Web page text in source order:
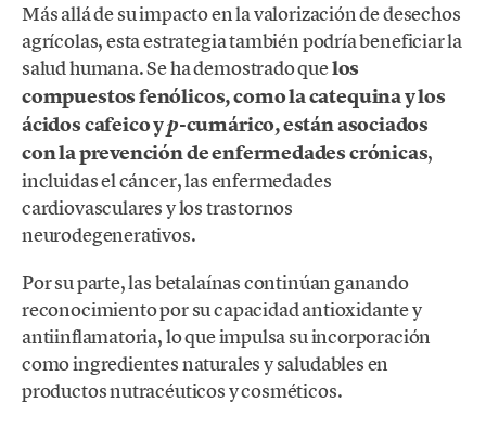
Más allá de su impacto en la valorización de desechos
agrícolas, esta estrategia también podría beneficiar la
salud humana. Se ha demostrado quelos
compuestos fenólicos, como la catequina y los
ácidos cafeico yp-cumárico, están asociados
con la prevención de enfermedades crónicas,
incluidas el cáncer, las enfermedades
cardiovasculares y los trastornos
neurodegenerativos.
Por su parte, las betalaínas continúan ganando
reconocimiento por su capacidad antioxidante y
antiinflamatoria, lo que impulsa su incorporación
como ingredientes naturales y saludables en
productos nutracéuticos y cosméticos.